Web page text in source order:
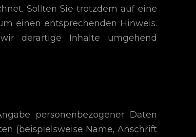
Sollten Sie trotzdem auf eine
einen entsprechenden Hinweis.
derartige Inhalte umgehend
personenbezogener Daten
(beispielsweise Name, Anschrift